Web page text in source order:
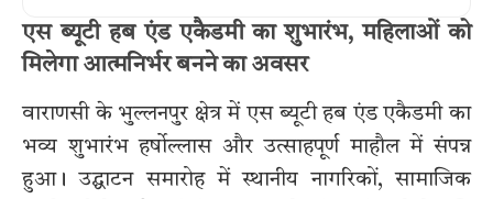
एस ब्यूटी हब एंड एकैडमी का शुभारंभ, महिलाओं को
मिलेगा आत्मनिर्भर बनने का अवसर
वाराणसी के भुल्लनपुर क्षेत्र में एस ब्यूटी हब एंड एकैडमी का
भव्य शुभारंभ हर्षोल्लास और उत्साहपूर्ण माहौल में संपन्न
हुआ। उद्घाटन समारोह में स्थानीय नागरिकों, सामाजिक